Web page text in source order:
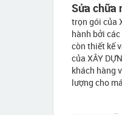
Sửa chữa
trọn gói của
hành bởi
còn thiết kế
của XÂY
khách hàng
lượng cho